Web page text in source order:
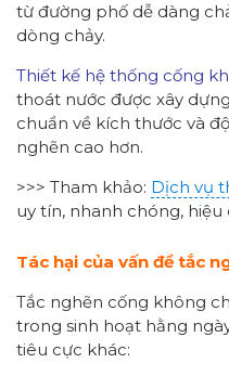
từ đường phố dễ dàng
dòng chảy.
Thiết kế hệ thống cống
thoát nước được xây
chuẩn về kích thước và
nghẽn cao hơn.
>>> Tham khảo: Dịch vụ
uy tín, nhanh chóng, hiệu
Tác hại của vấn đề tắc
Tắc nghẽn cống không
trong sinh hoạt hằng
tiêu cực khác: